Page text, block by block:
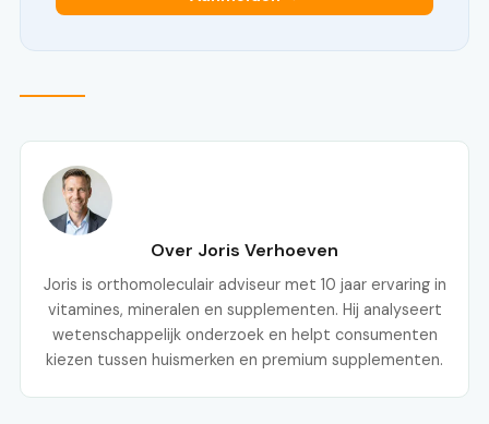
Over Joris Verhoeven
Joris is orthomoleculair adviseur met 10 jaar ervaring in
vitamines, mineralen en supplementen. Hij analyseert
wetenschappelijk onderzoek en helpt consumenten
kiezen tussen huismerken en premium supplementen.